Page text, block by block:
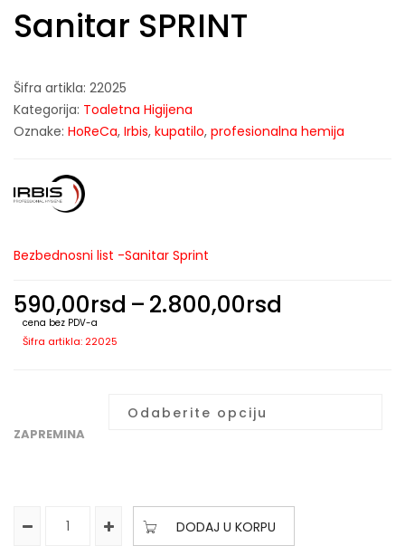
Sanitar SPRINT
Šifra artikla: 22025
Kategorija: Toaletna Higijena
Oznake: HoReCa, Irbis, kupatilo, profesionalna hemija
Bezbednosni list -Sanitar Sprint
590,00rsd – 2.800,00rsd
cena bez PDV-a
Šifra artikla: 22025
ZAPREMINA
DODAJ U KORPU